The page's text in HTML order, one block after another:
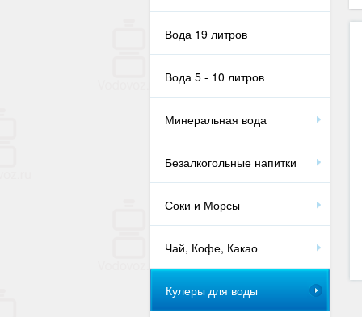
Вода 19 литров
Вода 5 - 10 литров
Минеральная вода
Безалкогольные напитки
Соки и Морсы
Чай, Кофе, Какао
Кулеры для воды